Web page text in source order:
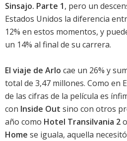
Sinsajo. Parte 1, pero un
Estados Unidos la diferencia
12% en estos momentos, y
un 14% al final de su carrera.
El viaje de Arlo cae un 26% y
total de 3,47 millones. Como en
de las cifras de la película es
con Inside Out sino con otros
año como Hotel Transilvania 2
Home se iguala, aquella